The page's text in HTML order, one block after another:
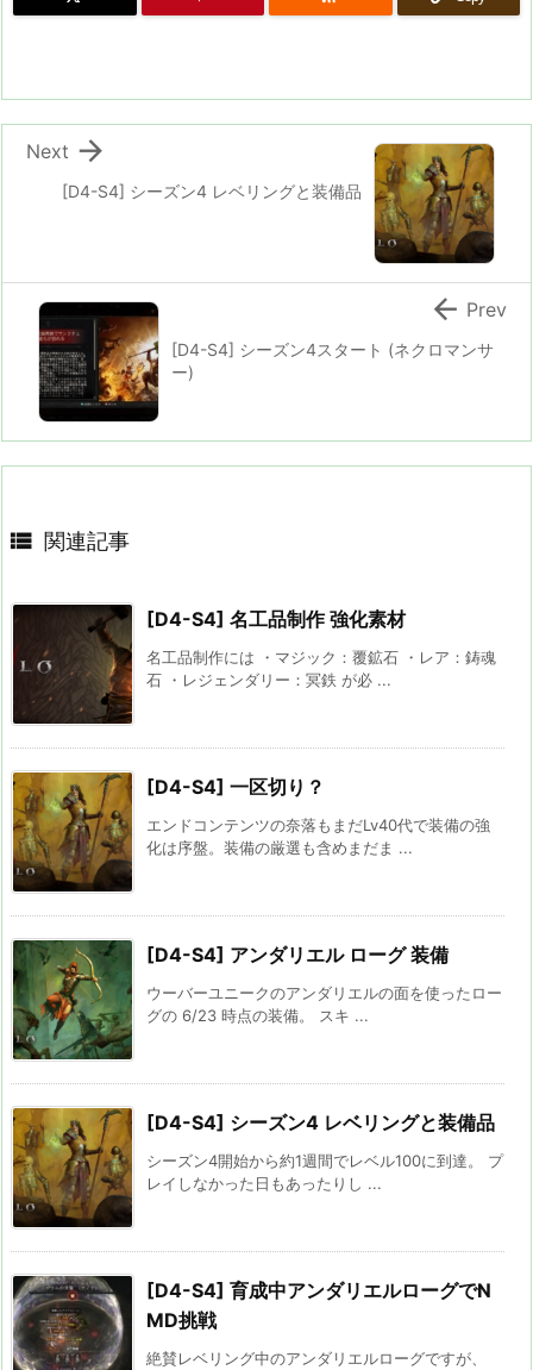
[D4-S4] シーズン4 レベリングと装備品

Next
[D4-S4] シーズン4スタート (ネクロマンサ
ー)
 Prev
 関連記事
[D4-S4] 名工品制作 強化素材
名工品制作には ・マジック：覆鉱石 ・レア：鋳魂
石 ・レジェンダリー：冥鉄 が必 ...
[D4-S4] 一区切り？
エンドコンテンツの奈落もまだLv40代で装備の強
化は序盤。装備の厳選も含めまだま ...
[D4-S4] アンダリエル ローグ 装備
ウーバーユニークのアンダリエルの面を使ったロー
グの 6/23 時点の装備。 スキ ...
[D4-S4] シーズン4 レベリングと装備品
シーズン4開始から約1週間でレベル100に到達。 プ
レイしなかった日もあったりし ...
[D4-S4] 育成中アンダリエルローグでN
MD挑戦
絶賛レベリング中のアンダリエルローグですが、